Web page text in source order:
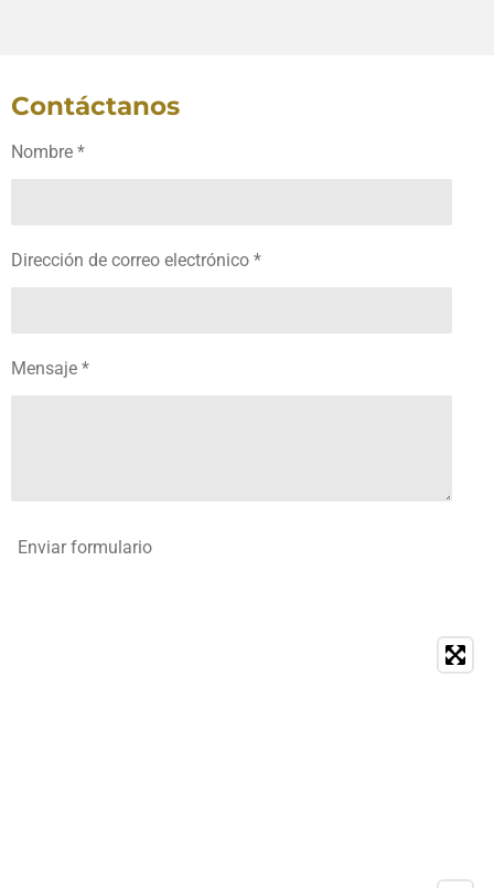
Contáctanos
Nombre *
Dirección de correo electrónico *
Mensaje *
Enviar formulario